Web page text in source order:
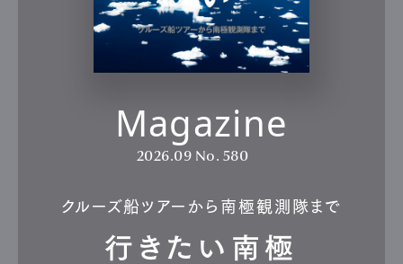
Magazine
2026.09 No. 580
クルーズ船ツアーから南極観測隊まで
行きたい南極